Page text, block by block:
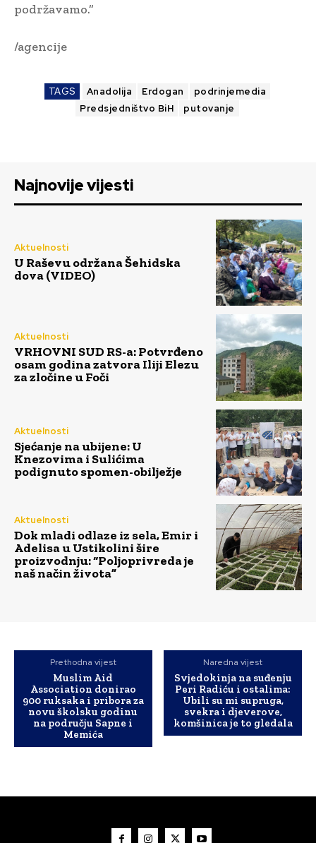
podržavamo.”
/agencije
TAGS Anadolija Erdogan
podrinjemedia
Predsjedništvo BiH
putovanje
Najnovije vijesti
Aktuelnosti
U Raševu održana Šehidska
dova (VIDEO)
Aktuelnosti
VRHOVNI SUD RS-a: Potvrđeno
osam godina zatvora Iliji Elezu
za zločine u Foči
Aktuelnosti
Sjećanje na ubijene: U
Knezovima i Sulićima
podignuto spomen-obilježje
Aktuelnosti
Dok mladi odlaze iz sela, Emir i
Adelisa u Ustikolini šire
proizvodnju: “Poljoprivreda je
naš način života”
Prethodna vijest
Muslim Aid
Association donirao
900 ruksaka i pribora za
novu školsku godinu
na području Sapne i
Memića
Naredna vijest
Svjedokinja na suđenju
Peri Radiću i ostalima:
Ubili su mi supruga,
svekra i djeverove,
komšinica je to gledala